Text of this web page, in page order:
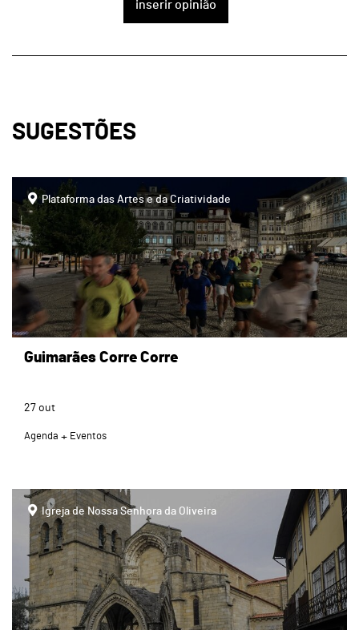
inserir opinião
SUGESTÕES
page
Plataforma das Artes e da Criatividade
Guimarães Corre Corre
27 out
Agenda Eventos
page
Igreja de Nossa Senhora da Oliveira